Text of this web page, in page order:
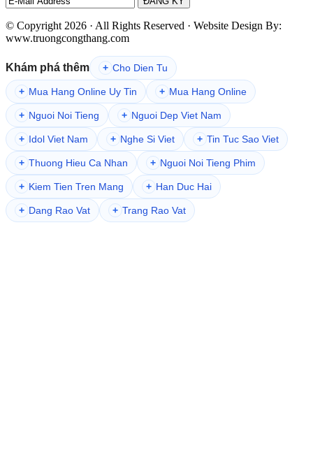
© Copyright 2026 · All Rights Reserved · Website Design By:
www.truongcongthang.com
Khám phá thêm + Cho Dien Tu
+ Mua Hang Online Uy Tin + Mua Hang Online
+ Nguoi Noi Tieng + Nguoi Dep Viet Nam
+ Idol Viet Nam + Nghe Si Viet + Tin Tuc Sao Viet
+ Thuong Hieu Ca Nhan + Nguoi Noi Tieng Phim
+ Kiem Tien Tren Mang + Han Duc Hai
+ Dang Rao Vat + Trang Rao Vat